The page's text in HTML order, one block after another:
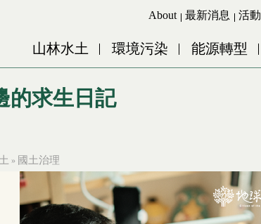
Jump to Navigation
Jump to Main content
About 最新消息 活動
山林水土 環境污染 能源轉型
的求生日記
» 國土治理